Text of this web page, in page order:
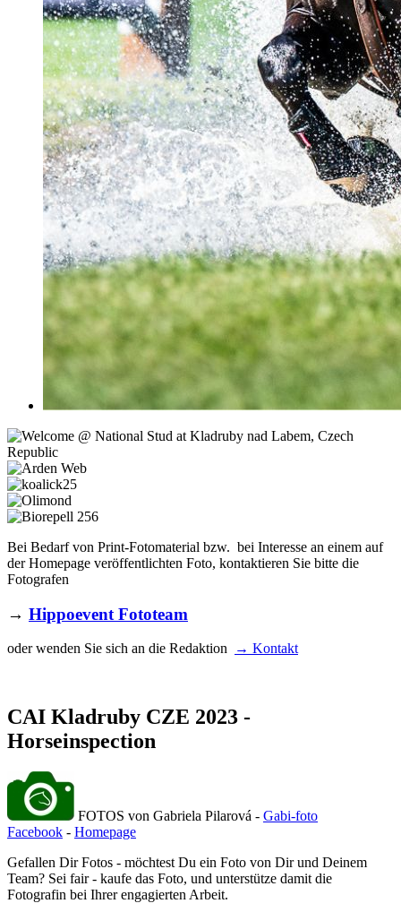
Bei Bedarf von Print-Fotomaterial bzw. bei Interesse an einem auf
der Homepage veröffentlichten Foto, kontaktieren Sie bitte die
Fotografen
→ Hippoevent Fototeam
oder wenden Sie sich an die Redaktion → Kontakt
CAI Kladruby CZE 2023 -
Horseinspection
FOTOS von Gabriela Pilarová - Gabi-foto
Facebook - Homepage
Gefallen Dir Fotos - möchtest Du ein Foto von Dir und Deinem
Team? Sei fair - kaufe das Foto, und unterstütze damit die
Fotografin bei Ihrer engagierten Arbeit.